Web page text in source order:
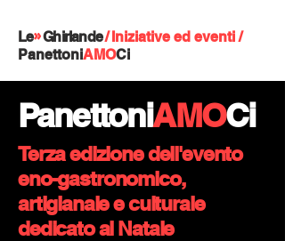
Le»Ghirlande/Iniziative ed eventi/
PanettoniAMOCi
PanettoniAMOCi
Terza edizione dell'evento
eno-gastronomico,
artigianale e culturale
dedicato al Natale